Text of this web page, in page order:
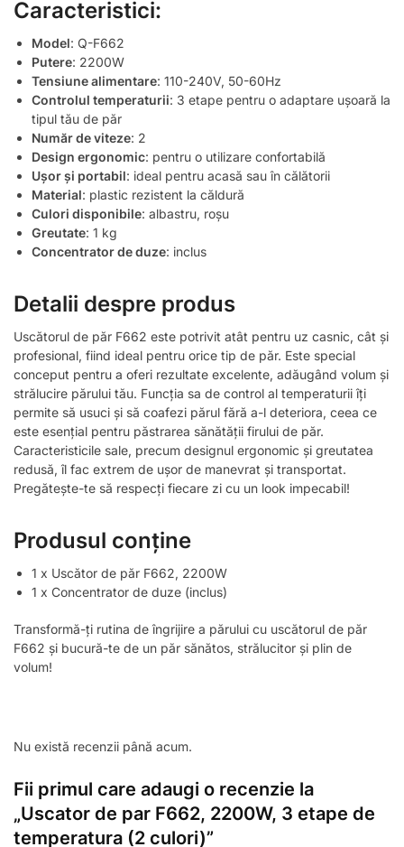
Caracteristici:
Model: Q-F662
Putere: 2200W
Tensiune alimentare: 110-240V, 50-60Hz
Controlul temperaturii: 3 etape pentru o adaptare ușoară la
tipul tău de păr
Număr de viteze: 2
Design ergonomic: pentru o utilizare confortabilă
Ușor și portabil: ideal pentru acasă sau în călătorii
Material: plastic rezistent la căldură
Culori disponibile: albastru, roșu
Greutate: 1 kg
Concentrator de duze: inclus
Detalii despre produs
Uscătorul de păr F662 este potrivit atât pentru uz casnic, cât și
profesional, fiind ideal pentru orice tip de păr. Este special
conceput pentru a oferi rezultate excelente, adăugând volum și
strălucire părului tău. Funcția sa de control al temperaturii îți
permite să usuci și să coafezi părul fără a-l deteriora, ceea ce
este esențial pentru păstrarea sănătății firului de păr.
Caracteristicile sale, precum designul ergonomic și greutatea
redusă, îl fac extrem de ușor de manevrat și transportat.
Pregătește-te să respecți fiecare zi cu un look impecabil!
Produsul conține
1 x Uscător de păr F662, 2200W
1 x Concentrator de duze (inclus)
Transformă-ți rutina de îngrijire a părului cu uscătorul de păr
F662 și bucură-te de un păr sănătos, strălucitor și plin de
volum!
Nu există recenzii până acum.
Fii primul care adaugi o recenzie la
„Uscator de par F662, 2200W, 3 etape de
temperatura (2 culori)”